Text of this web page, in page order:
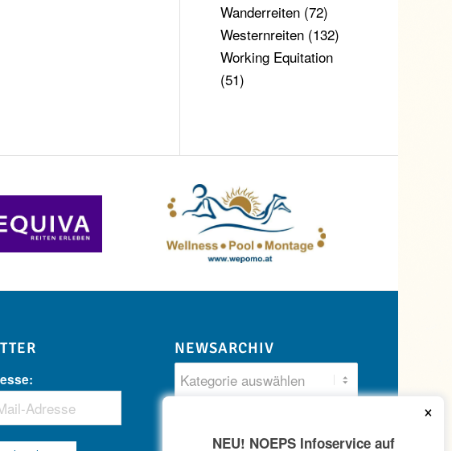
Wanderreiten(72)
Westernreiten(132)
Working Equitation
(51)
NEWSARCHIV
×
NEU! NOEPS Infoservice auf